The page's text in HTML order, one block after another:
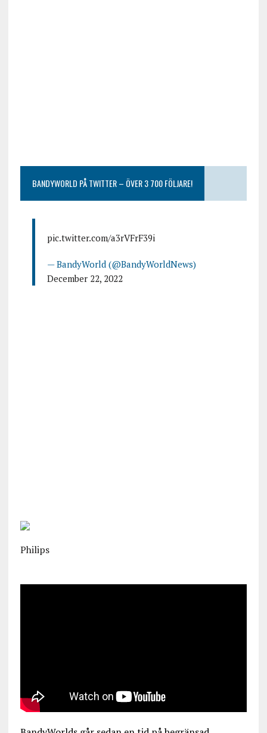
BANDYWORLD PÅ TWITTER – ÖVER 3 700 FÖLJARE!
pic.twitter.com/a3rVFrF39i
— BandyWorld (@BandyWorldNews)
December 22, 2022
Philips